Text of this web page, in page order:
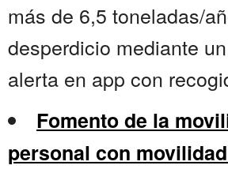
más de 6,5 toneladas/
desperdicio mediante
alerta en app con
Fomento de la
personal con